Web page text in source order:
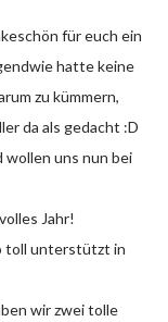
hatte keine
zu kümmern,
da als gedacht :D
Jahr!